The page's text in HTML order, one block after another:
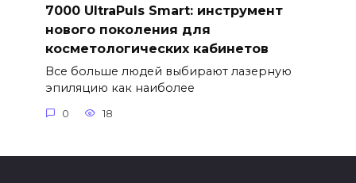
7000 UltraPuls Smart: инструмент
нового поколения для
косметологических кабинетов
Все больше людей выбирают лазерную
эпиляцию как наиболее
0 18